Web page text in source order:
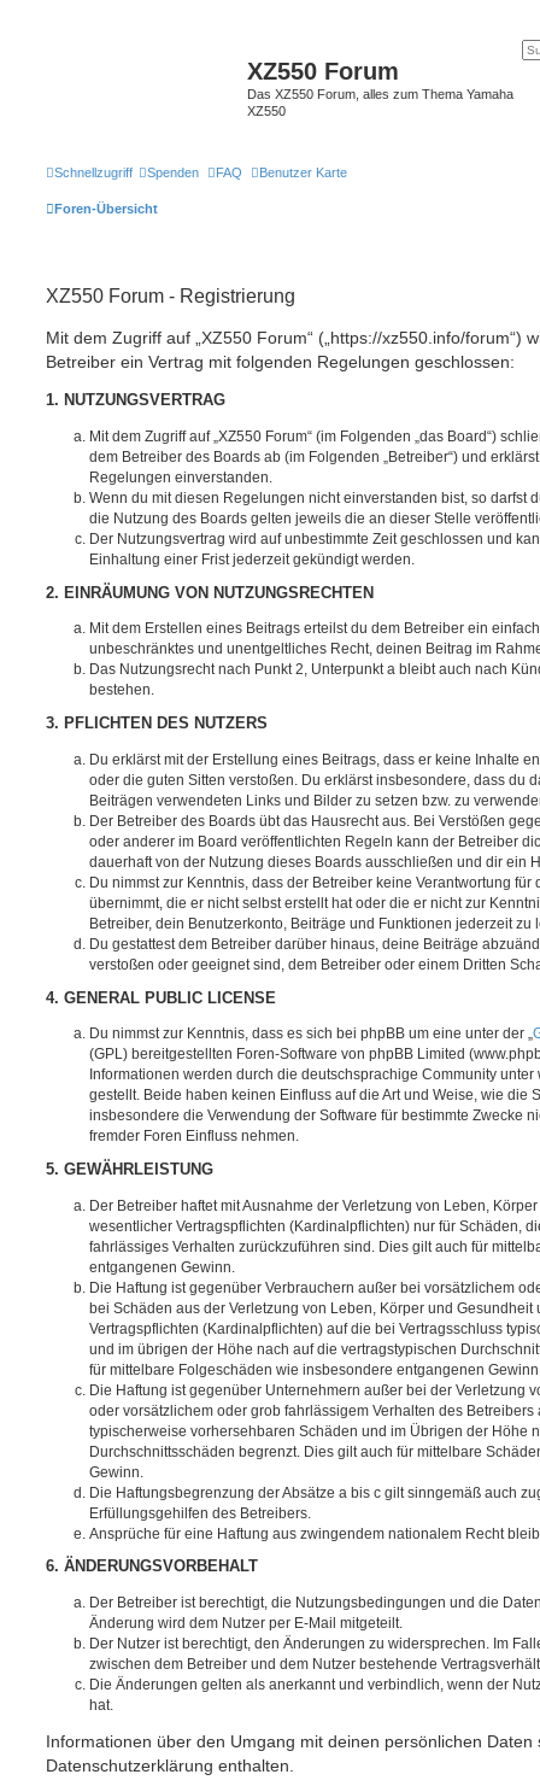
XZ550 Forum
Das XZ550 Forum, alles zum Thema Yamaha
XZ550
Schnellzugriff Spenden FAQ Benutzer Karte
Foren-Übersicht
XZ550 Forum - Registrierung
Mit dem Zugriff auf „XZ550 Forum“ („https://xz550.info/forum“)
Betreiber ein Vertrag mit folgenden Regelungen geschlossen:
1. NUTZUNGSVERTRAG
Mit dem Zugriff auf „XZ550 Forum“ (im Folgenden „das Board“)
dem Betreiber des Boards ab (im Folgenden „Betreiber“) und
Regelungen einverstanden.
Wenn du mit diesen Regelungen nicht einverstanden bist, so darfst
die Nutzung des Boards gelten jeweils die an dieser Stelle
Der Nutzungsvertrag wird auf unbestimmte Zeit geschlossen und
Einhaltung einer Frist jederzeit gekündigt werden.
2. EINRÄUMUNG VON NUTZUNGSRECHTEN
Mit dem Erstellen eines Beitrags erteilst du dem Betreiber ein
unbeschränktes und unentgeltliches Recht, deinen Beitrag im
Das Nutzungsrecht nach Punkt 2, Unterpunkt a bleibt auch nach
bestehen.
3. PFLICHTEN DES NUTZERS
Du erklärst mit der Erstellung eines Beitrags, dass er keine Inhalte
oder die guten Sitten verstoßen. Du erklärst insbesondere, dass du
Beiträgen verwendeten Links und Bilder zu setzen bzw. zu
Der Betreiber des Boards übt das Hausrecht aus. Bei Verstößen
oder anderer im Board veröffentlichten Regeln kann der Betreiber
dauerhaft von der Nutzung dieses Boards ausschließen und dir ein
Du nimmst zur Kenntnis, dass der Betreiber keine Verantwortung für
übernimmt, die er nicht selbst erstellt hat oder die er nicht zur
Betreiber, dein Benutzerkonto, Beiträge und Funktionen jederzeit zu
Du gestattest dem Betreiber darüber hinaus, deine Beiträge
verstoßen oder geeignet sind, dem Betreiber oder einem Dritten
4. GENERAL PUBLIC LICENSE
Du nimmst zur Kenntnis, dass es sich bei phpBB um eine unter der „
(GPL) bereitgestellten Foren-Software von phpBB Limited
Informationen werden durch die deutschsprachige Community
gestellt. Beide haben keinen Einfluss auf die Art und Weise, wie die
insbesondere die Verwendung der Software für bestimmte Zwecke
fremder Foren Einfluss nehmen.
5. GEWÄHRLEISTUNG
Der Betreiber haftet mit Ausnahme der Verletzung von Leben,
wesentlicher Vertragspflichten (Kardinalpflichten) nur für Schäden,
fahrlässiges Verhalten zurückzuführen sind. Dies gilt auch für
entgangenen Gewinn.
Die Haftung ist gegenüber Verbrauchern außer bei vorsätzlichem
bei Schäden aus der Verletzung von Leben, Körper und
Vertragspflichten (Kardinalpflichten) auf die bei Vertragsschluss
und im übrigen der Höhe nach auf die vertragstypischen
für mittelbare Folgeschäden wie insbesondere entgangenen
Die Haftung ist gegenüber Unternehmern außer bei der Verletzung
oder vorsätzlichem oder grob fahrlässigem Verhalten des Betreibers
typischerweise vorhersehbaren Schäden und im Übrigen der Höhe
Durchschnittsschäden begrenzt. Dies gilt auch für mittelbare
Gewinn.
Die Haftungsbegrenzung der Absätze a bis c gilt sinngemäß auch
Erfüllungsgehilfen des Betreibers.
Ansprüche für eine Haftung aus zwingendem nationalem Recht
6. ÄNDERUNGSVORBEHALT
Der Betreiber ist berechtigt, die Nutzungsbedingungen und die
Änderung wird dem Nutzer per E-Mail mitgeteilt.
Der Nutzer ist berechtigt, den Änderungen zu widersprechen. Im
zwischen dem Betreiber und dem Nutzer bestehende
Die Änderungen gelten als anerkannt und verbindlich, wenn der
hat.
Informationen über den Umgang mit deinen persönlichen Daten
Datenschutzerklärung enthalten.